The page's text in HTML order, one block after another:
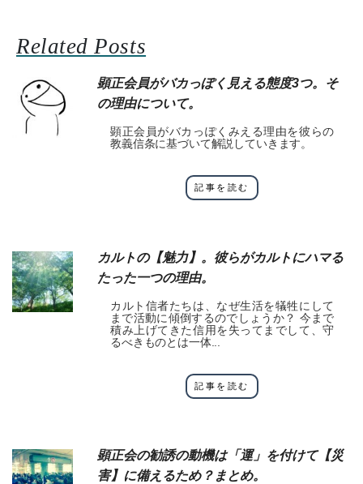
Related Posts
顕正会員がバカっぽく見える態度3つ。そ
の理由について。
顕正会員がバカっぽくみえる理由を彼らの
教義信条に基づいて解説していきます。
記事を読む
カルトの【魅力】。彼らがカルトにハマる
たった一つの理由。
カルト信者たちは、なぜ生活を犠牲にして
まで活動に傾倒するのでしょうか？ 今まで
積み上げてきた信用を失ってまでして、守
るべきものとは一体...
記事を読む
顕正会の勧誘の動機は「運」を付けて【災
害】に備えるため？まとめ。